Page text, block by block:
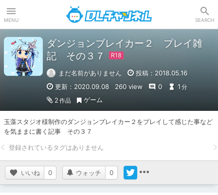
MENU SEARCH
ダンジョンブレイカー２ プレイ雑
記 その３７
まだ名前がありません
投稿：2018.05.16
更新：2020.09.08
260 view 0 1 分
2 作品 ゲーム
玉藻スタジオ様制作のダンジョンブレイカー２をプレイして感じた事など
を気ままに書く記事　その３７
いいね 0 ウォッチ 0